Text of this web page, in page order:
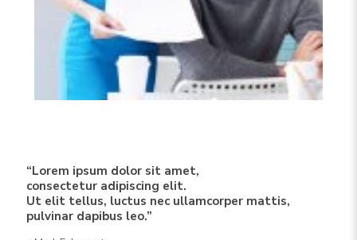
“Lorem ipsum dolor sit amet,
consectetur adipiscing elit.
Ut elit tellus, luctus nec ullamcorper mattis,
pulvinar dapibus leo.”